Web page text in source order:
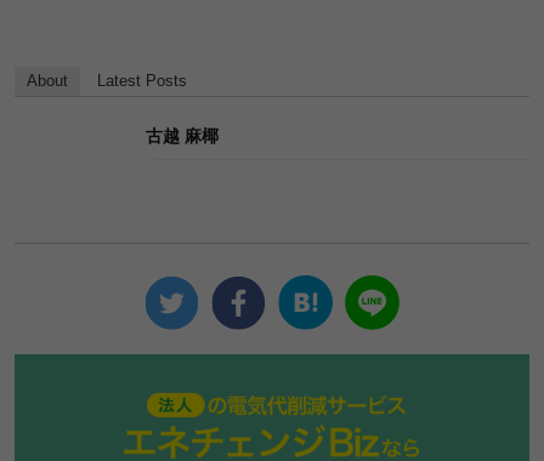
About Latest Posts
古越 麻椰
法人の電気代削減サービスエネ
チェンジBizなら